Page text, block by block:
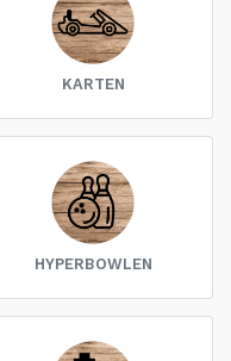
KARTEN
HYPERBOWLEN